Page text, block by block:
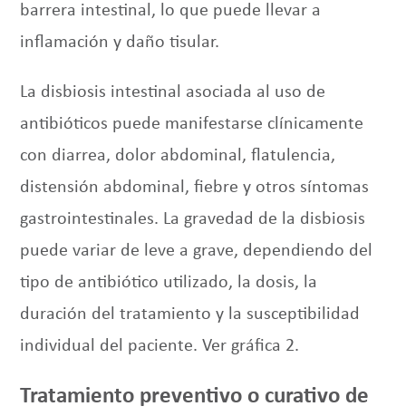
barrera intestinal, lo que puede llevar a
inflamación y daño tisular.
La disbiosis intestinal asociada al uso de
antibióticos puede manifestarse clínicamente
con diarrea, dolor abdominal, flatulencia,
distensión abdominal, fiebre y otros síntomas
gastrointestinales. La gravedad de la disbiosis
puede variar de leve a grave, dependiendo del
tipo de antibiótico utilizado, la dosis, la
duración del tratamiento y la susceptibilidad
individual del paciente. Ver gráfica 2.
Tratamiento preventivo o curativo de